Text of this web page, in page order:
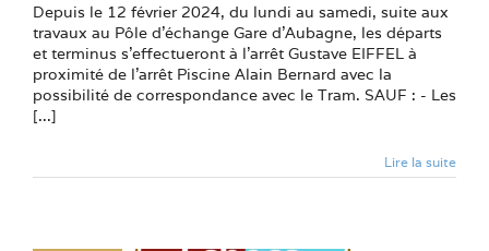
Depuis le 12 février 2024, du lundi au samedi, suite aux
travaux au Pôle d'échange Gare d'Aubagne, les départs
et terminus s'effectueront à l'arrêt Gustave EIFFEL à
proximité de l'arrêt Piscine Alain Bernard avec la
possibilité de correspondance avec le Tram. SAUF : - Les
[...]
Lire la suite